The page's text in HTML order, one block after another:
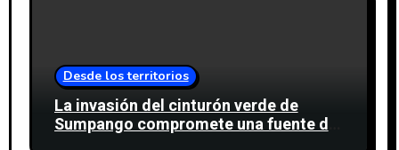
Desde los territorios
La invasión del cinturón verde de
Sumpango compromete una fuente de